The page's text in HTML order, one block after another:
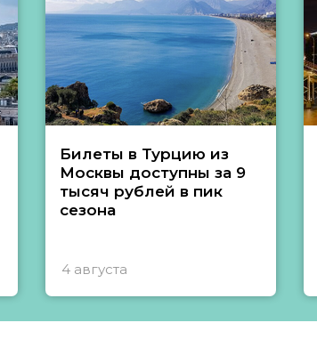
Билеты в Турцию из
Москвы доступны за 9
тысяч рублей в пик
сезона
4 августа